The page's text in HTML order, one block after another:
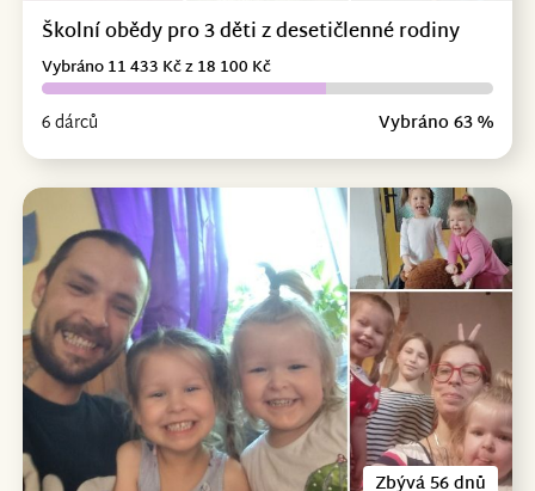
Školní obědy pro 3 děti z desetičlenné rodiny
6 dárců Vybráno 63 %
Vybráno 11 433 Kč z 18 100 Kč
Zbývá 56 dnů